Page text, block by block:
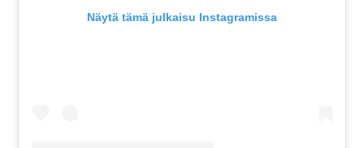
Näytä tämä julkaisu Instagramissa